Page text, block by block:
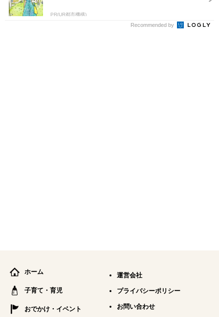
PR(UR都市機構)
Recommended by
ホーム
子育て・育児
おでかけ・イベント
運営会社
プライバシーポリシー
お問い合わせ